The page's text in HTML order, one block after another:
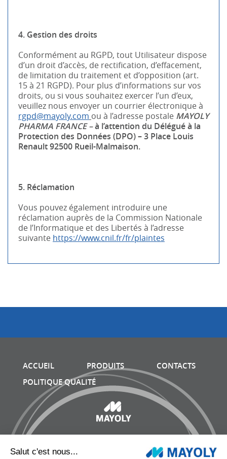
4. Gestion des droits
Conformément au RGPD, tout Utilisateur dispose
d’un droit d’accès, de rectification, d’effacement,
de limitation du traitement et d’opposition (art.
15 à 21 RGPD). Pour plus d’informations sur vos
droits, ou si vous souhaitez exercer l’un d’eux,
veuillez nous envoyer un courrier électronique à
rgpd@mayoly.com ou à l’adresse postale MAYOLY
PHARMA FRANCE –à l’attention du Délégué à la
Protection des Données (DPO) – 3 Place Louis
Renault 92500 Rueil-Malmaison.
5. Réclamation
Vous pouvez également introduire une
réclamation auprès de la Commission Nationale
de l’Informatique et des Libertés à l’adresse
suivante https://www.cnil.fr/fr/plaintes
ACCUEIL PRODUITS
CONTACTS
POLITIQUE QUALITÉ
Adresse :MAYOLY PHARMA FRANCE – 3 Place Renault –
92500 Rueil-Malmaison